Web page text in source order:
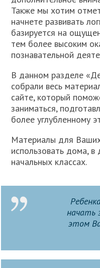
Также мы хотим
начнете развивать
базируется на
тем более высоким
познавательной
В данном разделе
собрали весь
сайте, который
заниматься,
более углубленному
Материалы для
использовать дома,
начальных классах.
начать
этом